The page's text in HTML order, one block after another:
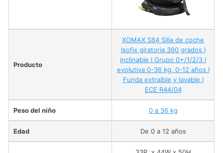
Producto
XOMAX S64 Silla de coche
Isofix giratoria 360 grados I
inclinable I Grupo 0+/1/2/3 I
evolutiva 0-36 kg, 0-12 años I
Funda extraíble y lavable I
ECE R44/04
Peso del niño 0 a 36 kg
Edad De 0 a 12 años